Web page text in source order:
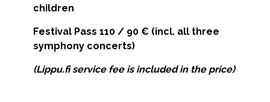
children
Festival Pass 110 / 90 € (incl. all three
symphony concerts)
(Lippu.fi service fee is included in the price)